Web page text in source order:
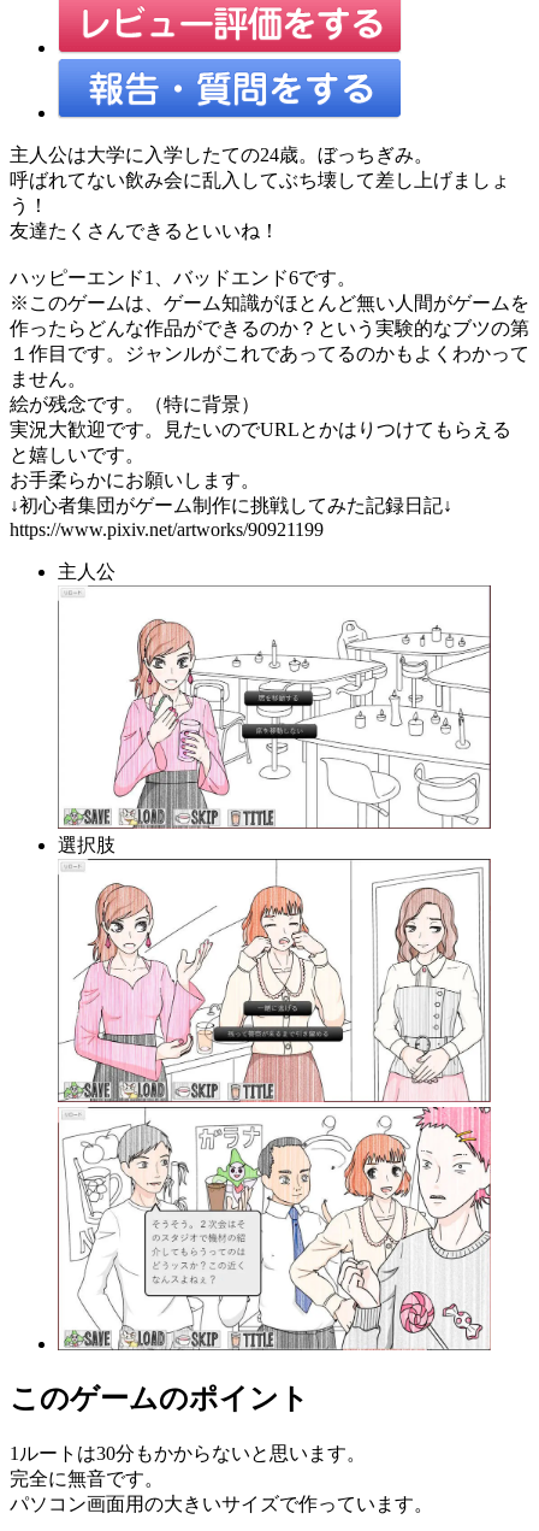
主人公は大学に入学したての24歳。ぼっちぎみ。
呼ばれてない飲み会に乱入してぶち壊して差し上げましょ
う！
友達たくさんできるといいね！
ハッピーエンド1、バッドエンド6です。
※このゲームは、ゲーム知識がほとんど無い人間がゲームを
作ったらどんな作品ができるのか？という実験的なブツの第
１作目です。ジャンルがこれであってるのかもよくわかって
ません。
絵が残念です。（特に背景）
実況大歓迎です。見たいのでURLとかはりつけてもらえる
と嬉しいです。
お手柔らかにお願いします。
↓初心者集団がゲーム制作に挑戦してみた記録日記↓
https://www.pixiv.net/artworks/90921199
主人公
選択肢
このゲームのポイント
1ルートは30分もかからないと思います。
完全に無音です。
パソコン画面用の大きいサイズで作っています。